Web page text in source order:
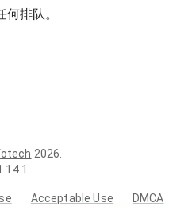
排队。
2026
Acceptable Use DMCA